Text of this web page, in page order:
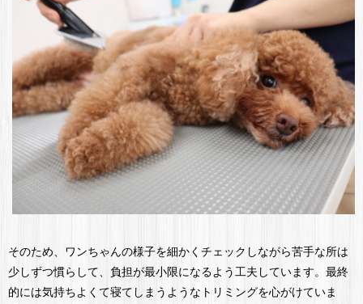
そのため、ワンちゃんの様子を細かくチェックしながら苦手な所は
少しずつ慣らして、負担が最小限になるよう工夫しています。最終
的には気持ちよくて寝てしまうようなトリミングを心がけていま